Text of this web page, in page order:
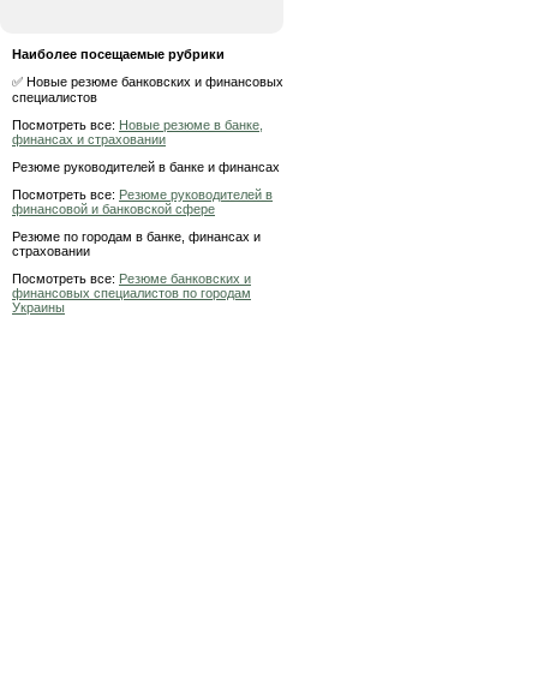
Наиболее посещаемые рубрики
✅ Новые резюме банковских и финансовых
специалистов
Посмотреть все: Новые резюме в банке,
финансах и страховании
Резюме руководителей в банке и финансах
Посмотреть все: Резюме руководителей в
финансовой и банковской сфере
Резюме по городам в банке, финансах и
страховании
Посмотреть все: Резюме банковских и
финансовых специалистов по городам
Украины